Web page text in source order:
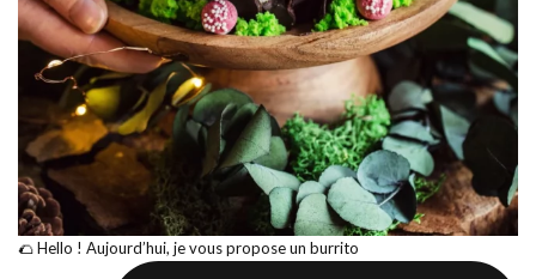
🌮 Hello ! Aujourd’hui, je vous propose un burrito